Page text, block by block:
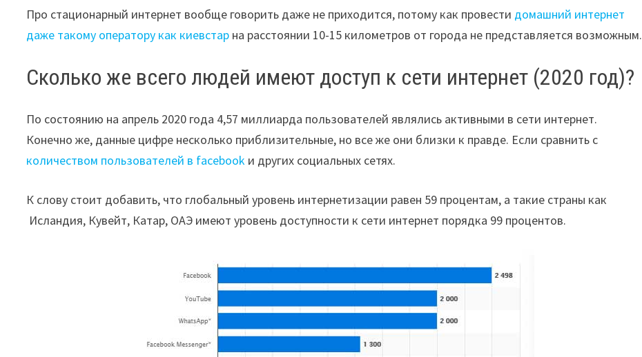
Про стационарный интернет вообще говорить даже не приходится, потому как провести домашний интернет
даже такому оператору как киевстар на расстоянии 10-15 километров от города не представляется возможным.
Сколько же всего людей имеют доступ к сети интернет (2020 год)?
По состоянию на апрель 2020 года 4,57 миллиарда пользователей являлись активными в сети интернет.
Конечно же, данные цифре несколько приблизительные, но все же они близки к правде. Если сравнить с
количеством пользователей в facebook и других социальных сетях.
К слову стоит добавить, что глобальный уровень интернетизации равен 59 процентам, а такие страны как
Исландия, Кувейт, Катар, ОАЭ имеют уровень доступности к сети интернет порядка 99 процентов.